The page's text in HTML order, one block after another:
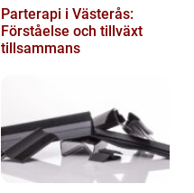
Parterapi i Västerås:
Förståelse och tillväxt
tillsammans